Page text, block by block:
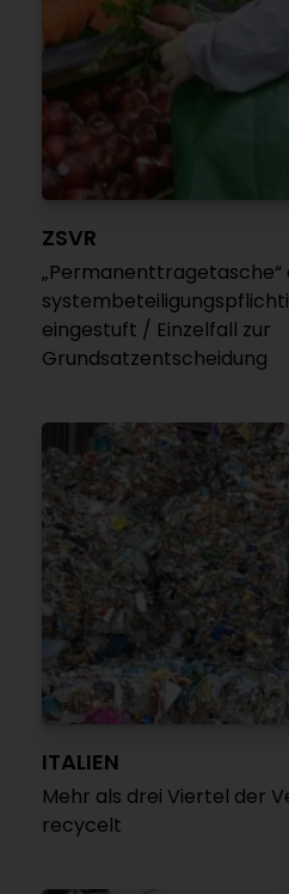
ZSVR
„Permanenttragetasche“
eingestuft / Einzelfall zur
Grundsatzentscheidung
ITALIEN
Mehr als drei Viertel der
recycelt